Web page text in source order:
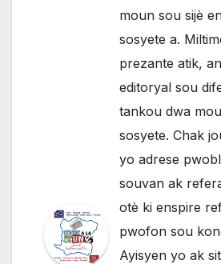
moun sou sijè
sosyete a.
prezante atik,
editoryal sou
tankou dwa
sosyete. Chak
yo adrese
souvan ak
otè ki enspire
pwofon sou
Ayisyen yo ak